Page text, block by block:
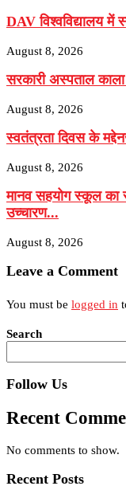
DAV विश्वविद्यालय में
August 8, 2026
सरकारी अस्पताल
August 8, 2026
स्वतंत्रता दिवस के
August 8, 2026
मानव सहयोग स्कूल का
उच्चारण...
August 8, 2026
Leave a Comment
You must be logged in
Search
Follow Us
Recent
No comments to show.
Recent Posts